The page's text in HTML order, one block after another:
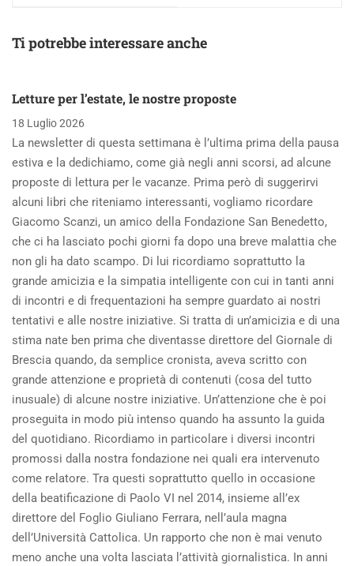
Ti potrebbe interessare anche
Letture per l’estate, le nostre proposte
18 Luglio 2026
La newsletter di questa settimana è l’ultima prima della pausa
estiva e la dedichiamo, come già negli anni scorsi, ad alcune
proposte di lettura per le vacanze. Prima però di suggerirvi
alcuni libri che riteniamo interessanti, vogliamo ricordare
Giacomo Scanzi, un amico della Fondazione San Benedetto,
che ci ha lasciato pochi giorni fa dopo una breve malattia che
non gli ha dato scampo. Di lui ricordiamo soprattutto la
grande amicizia e la simpatia intelligente con cui in tanti anni
di incontri e di frequentazioni ha sempre guardato ai nostri
tentativi e alle nostre iniziative. Si tratta di un’amicizia e di una
stima nate ben prima che diventasse direttore del Giornale di
Brescia quando, da semplice cronista, aveva scritto con
grande attenzione e proprietà di contenuti (cosa del tutto
inusuale) di alcune nostre iniziative. Un’attenzione che è poi
proseguita in modo più intenso quando ha assunto la guida
del quotidiano. Ricordiamo in particolare i diversi incontri
promossi dalla nostra fondazione nei quali era intervenuto
come relatore. Tra questi soprattutto quello in occasione
della beatificazione di Paolo VI nel 2014, insieme all’ex
direttore del Foglio Giuliano Ferrara, nell’aula magna
dell’Università Cattolica. Un rapporto che non è mai venuto
meno anche una volta lasciata l’attività giornalistica. In anni